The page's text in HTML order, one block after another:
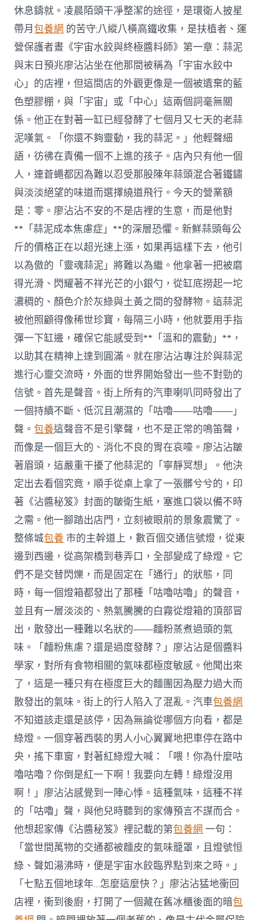
休息鑄就。凌晨陌頭干凈整潔的途徑，是環衛人披星
帶月包養網 的苦守;八縱八橫高鐵收集，是扶植者、運
營保護者晝《宇宙水餃與終極醬料師》第一章：蒜泥
與末日預兆廖沾沾坐在他那間被稱為「宇宙水餃中
心」的店裡，但這間店的外觀更像是一個被遺棄的藍
色塑膠棚，與「宇宙」或「中心」這兩個詞毫無關
係。他正在對著一缸已經發酵了七個月又七天的老蒜
泥嘆氣。「你還不夠靈動，我的蒜泥。」他輕聲細
語，彷彿在責備一個不上進的孩子。店內只有他一個
人，連蒼蠅都因為難以忍受那股陳年蒜頭混合著鐵鏽
與淡淡絕望的味道而選擇繞道飛行。今天的營業額
是：零。廖沾沾不安的不是店裡的生意，而是他對
**「蒜泥成本焦慮症」**的深層恐懼。新鮮蒜頭每公
斤的價格正在以超光速上漲，如果再這樣下去，他引
以為傲的「靈魂蒜泥」將難以為繼。他拿著一把被磨
得光滑、閃耀著不祥光芒的小銀勺，從缸底撈起一坨
濃稠的、顏色介於灰綠與土黃之間的發酵物。這蒜泥
被他照顧得像稀世珍寶，每隔三小時，他就要用手指
彈一下缸邊，確保它能感受到**「溫和的震動」**，
以助其在精神上達到圓滿。就在廖沾沾專注於與蒜泥
進行心靈交流時，外面的世界開始發出一些不對勁的
信號。首先是聲音。街上所有的汽車喇叭同時發出了
一個持續不斷、低沉且潮濕的「咕嚕——咕嚕——」
聲。包養這聲音不是引擎聲，也不是正常的鳴笛聲，
而像是一個巨大的、消化不良的胃在哀嚎。廖沾沾皺
著眉頭，這嚴重干擾了他蒜泥的「寧靜冥想」。他決
定出去看個究竟，順手從桌上拿了一張髒兮兮的，印
著《沾醬秘笈》封面的皺衛生紙，塞進口袋以備不時
之需。他一腳踏出店門，立刻被眼前的景象震驚了。
整條城包養 市的主幹道上，數百個交通信號燈，從東
邊到西邊，從高架橋到巷弄口，全部變成了綠燈。它
們不是交替閃爍，而是固定在「通行」的狀態，同
時，每一個燈箱都發出了那種「咕嚕咕嚕」的聲音，
並且有一層淡淡的、熱氣騰騰的白霧從燈箱的頂部冒
出，散發出一種難以名狀的——麵粉蒸煮過頭的氣
味。「麵粉焦慮？還是過度發酵？」廖沾沾是個醬料
學家，對所有食物相關的氣味都極度敏感。他聞出來
了，這是一種只有在極度巨大的麵團因為壓力過大而
散發出的氣味。街上的行人陷入了混亂。汽車包養網
不知道該走還是該停，因為無論從哪個方向看，都是
綠燈。一個穿著西裝的男人小心翼翼地把車停在路中
央，搖下車窗，對著紅綠燈大喊：「喂！你為什麼咕
嚕咕嚕？你倒是紅一下啊！我要向左轉！綠燈沒用
啊！」廖沾沾感覺到一陣心悸。這種氣味，這種不祥
的「咕嚕」聲，與他兒時聽到的家傳預言不謀而合。
他想起家傳《沾醬秘笈》裡記載的第包養網 一句：
「當世間萬物的交通都被麵皮的氣味籠罩，且燈號恒
綠、聲如湯沸時，便是宇宙水餃臨界點到來之時。」
「七點五個地球年…怎麼這麼快？」廖沾沾猛地衝回
店裡，衝到後廚，打開了一個藏在舊冰櫃後面的暗包